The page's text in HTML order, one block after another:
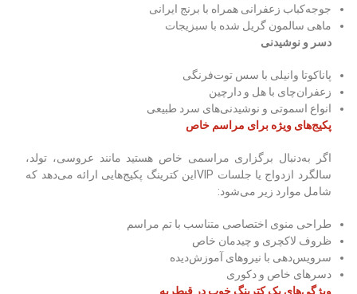
جوجه‌کباب زعفرانی همراه با برنج ایرانی
ماهی سالمون گریل شده با سبزیجات
دسر و نوشیدنی
پاناکوتا وانیلی با سس توت‌فرنگی
زعفران‌چای با هل و دارچین
انواع اسموتی و نوشیدنی‌های سرد طبیعی
پکیج‌های ویژه برای مراسم خاص
اگر به‌دنبال برگزاری مراسمی خاص هستید مانند عروسی، تولد،
سالگرد ازدواج یا جلسات VIPاین کترینگ پکیج‌هایی ارائه می‌دهد که
شامل موارد زیر می‌شود:
طراحی منوی اختصاصی متناسب با تم مراسم
ظروف لاکچری و چیدمان خاص
سرویس‌دهی با نیروهای آموزش‌دیده
دسرهای خاص و دکوری
ویژگی‌های یک کترینگ خوب در قیطریه